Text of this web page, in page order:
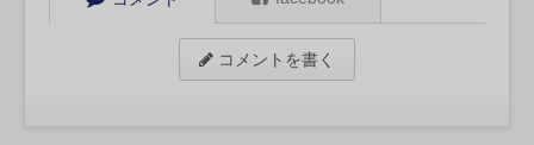
コメントを書く